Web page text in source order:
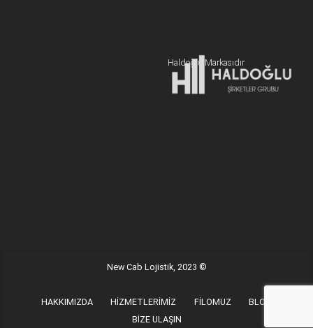
19 Mayıs Mah. Sümer Sk. Zitaş Blokları D:2 NO:7 Kadıköy
Haldoğlu Markasıdır
New Cab Lojistik, 2023 ©
HAKKIMIZDA HİZMETLERİMİZ FİLOMUZ
BLOG
BİZE ULAŞIN